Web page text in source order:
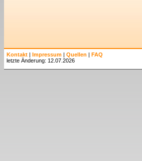
Kontakt | Impressum | Quellen | FAQ
letzte Änderung: 12.07.2026